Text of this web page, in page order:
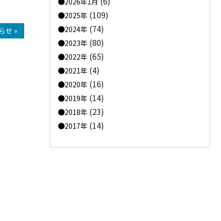
せ »
2025年 (109)
2024年 (74)
2023年 (80)
2022年 (65)
2021年 (4)
2020年 (16)
2019年 (14)
2018年 (23)
2017年 (14)